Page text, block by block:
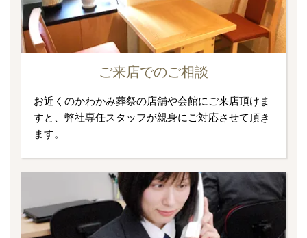
ご来店でのご相談
お近くのかわかみ葬祭の店舗や会館にご来店頂けま
すと、弊社専任スタッフが親身にご対応させて頂き
ます。